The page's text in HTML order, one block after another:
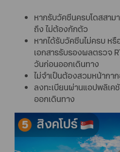
หากรับวัคซีนครบโดสสาม
ถึง ไม่ต้องกักตัว
หากได้รับวัคซีนไม่ครบ ห
เอกสารรับรองผลตรวจ
วันก่อนออกเดินทาง
ไม่จำเป็นต้องสวมหน้ากา
ลงทะเบียนผ่านแอปพลิเค
ออกเดินทาง